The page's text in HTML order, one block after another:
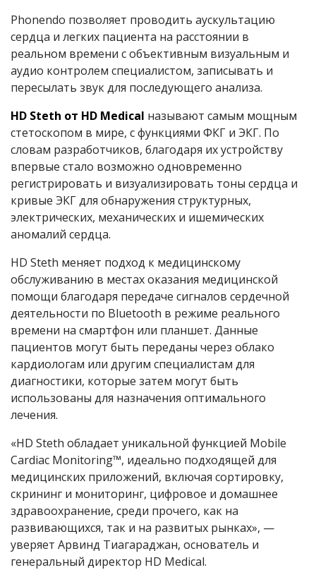
Phonendo позволяет проводить аускультацию
сердца и легких пациента на расстоянии в
реальном времени с объективным визуальным и
аудио контролем специалистом, записывать и
пересылать звук для последующего анализа.
HD Steth от HD Medical называют самым мощным
стетоскопом в мире, с функциями ФКГ и ЭКГ. По
словам разработчиков, благодаря их устройству
впервые стало возможно одновременно
регистрировать и визуализировать тоны сердца и
кривые ЭКГ для обнаружения структурных,
электрических, механических и ишемических
аномалий сердца.
HD Steth меняет подход к медицинскому
обслуживанию в местах оказания медицинской
помощи благодаря передаче сигналов сердечной
деятельности по Bluetooth в режиме реального
времени на смартфон или планшет. Данные
пациентов могут быть переданы через облако
кардиологам или другим специалистам для
диагностики, которые затем могут быть
использованы для назначения оптимального
лечения.
«HD Steth обладает уникальной функцией Mobile
Cardiac Monitoring™, идеально подходящей для
медицинских приложений, включая сортировку,
скрининг и мониторинг, цифровое и домашнее
здравоохранение, среди прочего, как на
развивающихся, так и на развитых рынках», —
уверяет Арвинд Тиагараджан, основатель и
генеральный директор HD Medical.